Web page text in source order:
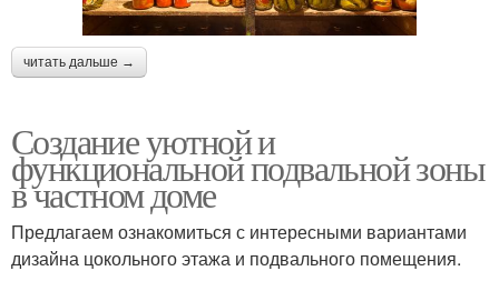
читать дальше →
Создание уютной и
функциональной подвальной зоны
в частном доме
Предлагаем ознакомиться с интересными вариантами
дизайна цокольного этажа и подвального помещения.